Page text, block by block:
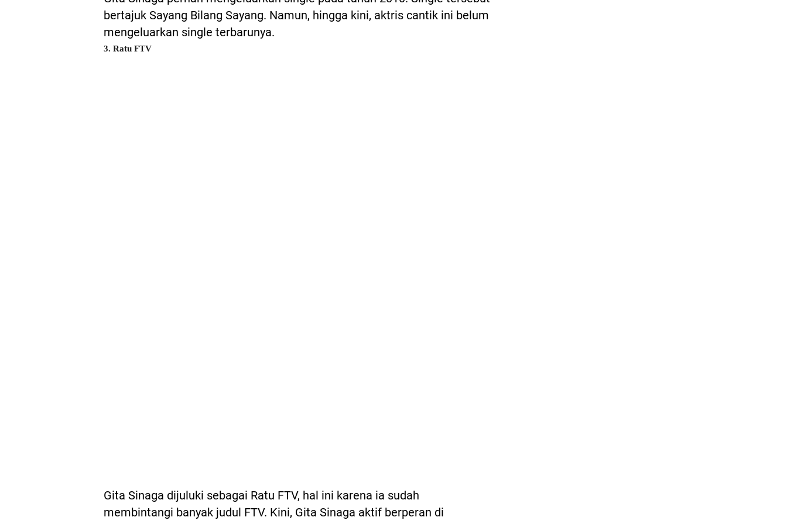
bertajuk Sayang Bilang Sayang. Namun, hingga kini, aktris cantik ini belum
mengeluarkan single terbarunya.
3. Ratu FTV
Gita Sinaga dijuluki sebagai Ratu FTV, hal ini karena ia sudah
membintangi banyak judul FTV. Kini, Gita Sinaga aktif berperan di